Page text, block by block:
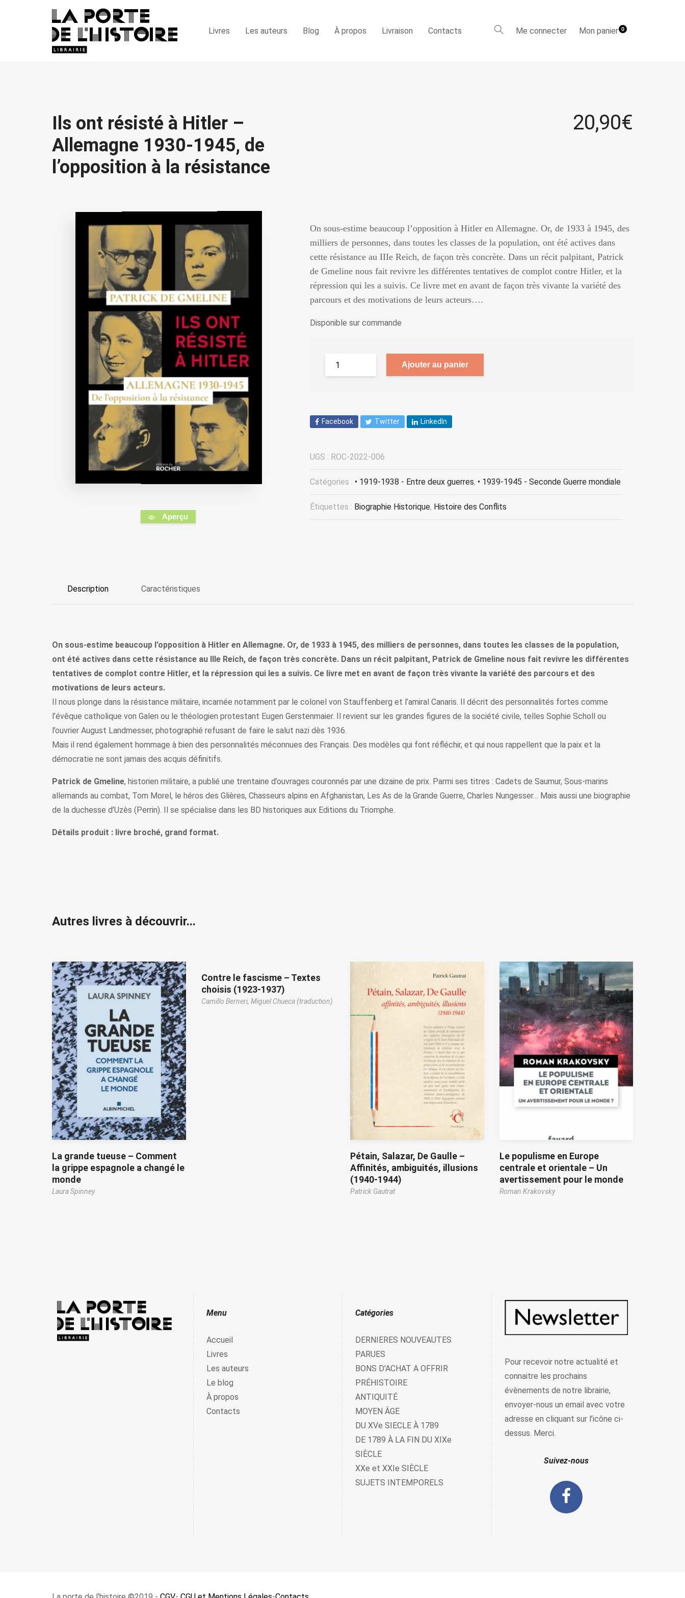
Livres Les auteurs Blog À propos Livraison Contacts Me connecter Mon panier0
Ils ont résisté à Hitler –
Allemagne 1930-1945, de
l’opposition à la résistance
20,90€
Aperçu
On sous-estime beaucoup l’opposition à Hitler en Allemagne. Or, de 1933 à 1945, des
milliers de personnes, dans toutes les classes de la population, ont été actives dans
cette résistance au IIIe Reich, de façon très concrète. Dans un récit palpitant, Patrick
de Gmeline nous fait revivre les différentes tentatives de complot contre Hitler, et la
répression qui les a suivis. Ce livre met en avant de façon très vivante la variété des
parcours et des motivations de leurs acteurs….
Disponible sur commande
Ajouter au panier
Facebook Twitter LinkedIn
UGS : ROC-2022-006
Catégories : • 1919-1938 - Entre deux guerres, • 1939-1945 - Seconde Guerre mondiale
Étiquettes : Biographie Historique, Histoire des Conflits
Description Caractéristiques
On sous-estime beaucoup l’opposition à Hitler en Allemagne. Or, de 1933 à 1945, des milliers de personnes, dans toutes les classes de la population,
ont été actives dans cette résistance au IIIe Reich, de façon très concrète. Dans un récit palpitant, Patrick de Gmeline nous fait revivre les différentes
tentatives de complot contre Hitler, et la répression qui les a suivis. Ce livre met en avant de façon très vivante la variété des parcours et des
motivations de leurs acteurs.
Il nous plonge dans la résistance militaire, incarnée notamment par le colonel von Stauffenberg et l’amiral Canaris. Il décrit des personnalités fortes comme
l’évêque catholique von Galen ou le théologien protestant Eugen Gerstenmaier. Il revient sur les grandes figures de la société civile, telles Sophie Scholl ou
l’ouvrier August Landmesser, photographié refusant de faire le salut nazi dès 1936.
Mais il rend également hommage à bien des personnalités méconnues des Français. Des modèles qui font réfléchir, et qui nous rappellent que la paix et la
démocratie ne sont jamais des acquis définitifs.
Patrick de Gmeline, historien militaire, a publié une trentaine d’ouvrages couronnés par une dizaine de prix. Parmi ses titres : Cadets de Saumur, Sous-marins
allemands au combat, Tom Morel, le héros des Glières, Chasseurs alpins en Afghanistan, Les As de la Grande Guerre, Charles Nungesser… Mais aussi une biographie
de la duchesse d’Uzès (Perrin). Il se spécialise dans les BD historiques aux Editions du Triomphe.
Détails produit : livre broché, grand format.
Autres livres à découvrir...
La grande tueuse – Comment
la grippe espagnole a changé le
monde
Laura Spinney
Contre le fascisme – Textes
choisis (1923-1937)
Camillo Berneri, Miguel Chueca (traduction)
Pétain, Salazar, De Gaulle –
Affinités, ambiguités, illusions
(1940-1944)
Patrick Gautrat
Le populisme en Europe
centrale et orientale – Un
avertissement pour le monde
Roman Krakovsky
Menu
Accueil
Livres
Les auteurs
Le blog
À propos
Contacts
Catégories
DERNIERES NOUVEAUTES
PARUES
BONS D'ACHAT A OFFRIR
PRÉHISTOIRE
ANTIQUITÉ
MOYEN ÂGE
DU XVe SIECLE À 1789
DE 1789 À LA FIN DU XIXe
SIÈCLE
XXe et XXIe SIÈCLE
SUJETS INTEMPORELS
Pour recevoir notre actualité et
connaitre les prochains
évènements de notre librairie,
envoyer-nous un email avec votre
adresse en cliquant sur l’icône ci-
dessus. Merci.
Suivez-nous